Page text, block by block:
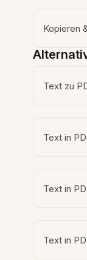
Kopieren
Text zu
Text in
Text in
Text in